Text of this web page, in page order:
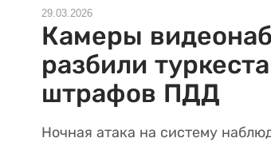
29.03.2026
Камеры
разбили
штрафов ПДД
Ночная атака на систему